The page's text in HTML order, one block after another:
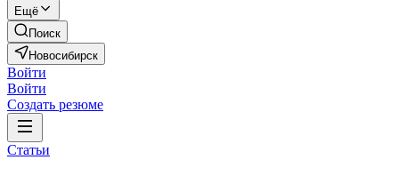
Ещё
Поиск
Новосибирск
Войти
Войти
Создать резюме
Статьи